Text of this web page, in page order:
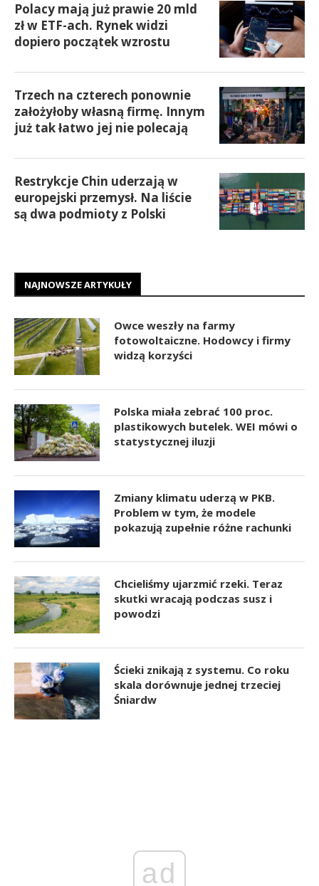
Polacy mają już prawie 20 mld
zł w ETF-ach. Rynek widzi
dopiero początek wzrostu
Trzech na czterech ponownie
założyłoby własną firmę. Innym
już tak łatwo jej nie polecają
Restrykcje Chin uderzają w
europejski przemysł. Na liście
są dwa podmioty z Polski
NAJNOWSZE ARTYKUŁY
Owce weszły na farmy
fotowoltaiczne. Hodowcy i firmy
widzą korzyści
Polska miała zebrać 100 proc.
plastikowych butelek. WEI mówi o
statystycznej iluzji
Zmiany klimatu uderzą w PKB.
Problem w tym, że modele
pokazują zupełnie różne rachunki
Chcieliśmy ujarzmić rzeki. Teraz
skutki wracają podczas susz i
powodzi
Ścieki znikają z systemu. Co roku
skala dorównuje jednej trzeciej
Śniardw
ad